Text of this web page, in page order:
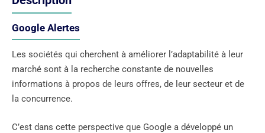
Google Alertes
Les sociétés qui cherchent à améliorer l’adaptabilité à leur
marché sont à la recherche constante de nouvelles
informations à propos de leurs offres, de leur secteur et de
la concurrence.
C’est dans cette perspective que Google a développé un